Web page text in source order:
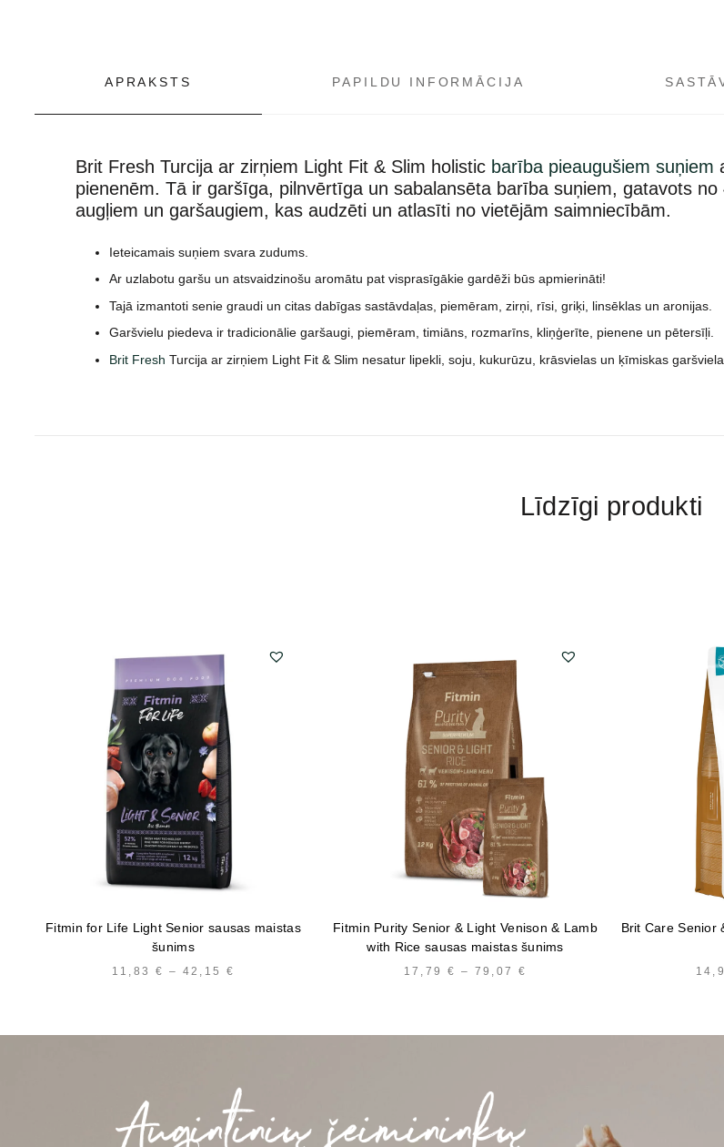
APRAKSTS PAPILDU INFORMĀCIJA
Brit Fresh Turcija ar zirņiem Light Fit & Slim holistic barība pieaugušiem suņiem
pienenēm. Tā ir garšīga, pilnvērtīga un sabalansēta barība suņiem, gatavots no
augļiem un garšaugiem, kas audzēti un atlasīti no vietējām saimniecībām.
Ieteicamais suņiem svara zudums.
Ar uzlabotu garšu un atsvaidzinošu aromātu pat visprasīgākie gardēži būs apmierināti!
Tajā izmantoti senie graudi un citas dabīgas sastāvdaļas, piemēram, zirņi, rīsi, griķi, linsēklas un aronijas.
Garšvielu piedeva ir tradicionālie garšaugi, piemēram, timiāns, rozmarīns, kliņģerīte, pienene un pētersīļi.
Brit Fresh Turcija ar zirņiem Light Fit & Slim nesatur lipekli, soju, kukurūzu, krāsvielas un ķīmiskas
Līdzīgi produkti
Fitmin for Life Light Senior sausas maistas
šunims
11,83 € – 42,15€
Fitmin Purity Senior & Light Venison & Lamb
with Rice sausas maistas šunims
17,79 € – 79,07€
Brit Care Senior